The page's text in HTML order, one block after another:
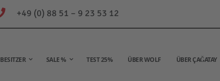
+49 (0) 88 51 – 9 23 53 12
BESITZER SALE % TEST 25% ÜBER WOLF ÜBER ÇAĞATAY